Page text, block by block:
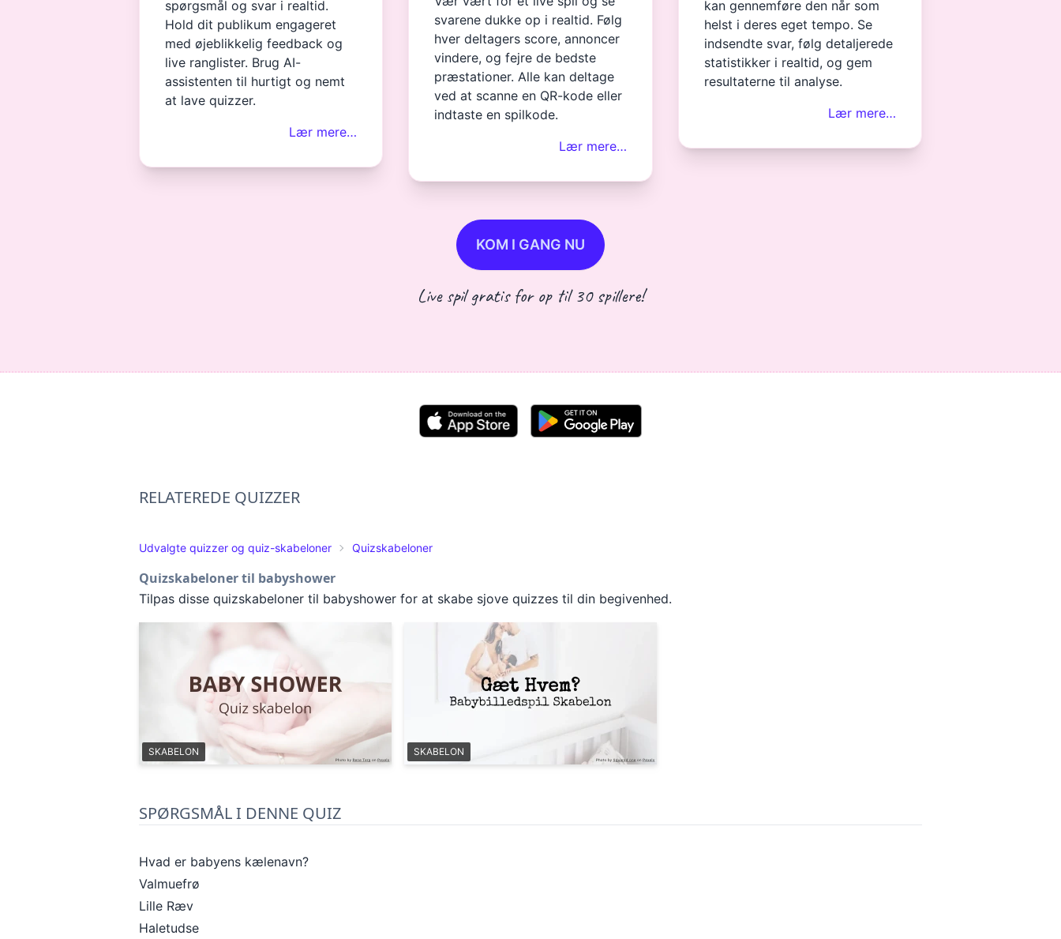
spørgsmål og svar i realtid.
Hold dit publikum engageret
med øjeblikkelig feedback og
live ranglister. Brug AI-
assistenten til hurtigt og nemt
at lave quizzer.
Lær mere…
svarene dukke op i realtid. Følg
hver deltagers score, annoncer
vindere, og fejre de bedste
præstationer. Alle kan deltage
ved at scanne en QR-kode eller
indtaste en spilkode.
Lær mere…
kan gennemføre den når som
helst i deres eget tempo. Se
indsendte svar, følg detaljerede
statistikker i realtid, og gem
resultaterne til analyse.
Lær mere…
KOM I GANG NU
Live spil gratis for op til 30 spillere!
RELATEREDE QUIZZER
Udvalgte quizzer og quiz-skabeloner Quizskabeloner
Quizskabeloner til babyshower
Tilpas disse quizskabeloner til babyshower for at skabe sjove quizzes til din begivenhed.
SKABELON SKABELON
SPØRGSMÅL I DENNE QUIZ
Hvad er babyens kælenavn?
Valmuefrø
Lille Ræv
Haletudse